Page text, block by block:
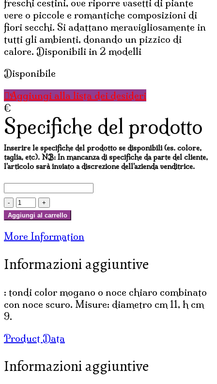
freschi cestini, ove riporre vasetti di piante
vere o piccole e romantiche composizioni di
fiori secchi. Si adattano meravigliosamente in
tutti gli ambienti, donando un pizzico di
calore. Disponibili in 2 modelli
Disponibile
Aggiungi alla lista dei desideri
€
Specifiche del prodotto
Inserire le specifiche del prodotto se disponibili (es. colore,
taglia, etc). NB: In mancanza di specifiche da parte del cliente,
l'articolo sarà inviato a discrezione dell'azienda venditrice.
CESTINI
IN
PER
FLOREALI
quantità
Aggiungi al carrello
More Information
Informazioni aggiuntive
: tondi color mogano o noce chiaro combinato
con noce scuro. Misure: diametro cm 11, h cm
9.
Product Data
Informazioni aggiuntive